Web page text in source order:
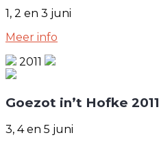
1, 2 en 3 juni
Meer info
2011
Goezot in’t Hofke 2011
3, 4 en 5 juni